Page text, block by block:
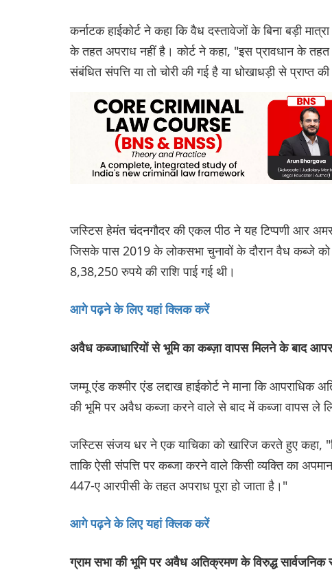
कर्नाटक हाईकोर्ट ने कहा कि वैध दस्तावेजों के बिना बड़ी
के तहत अपराध नहीं है। कोर्ट ने कहा, "इस प्रावधान के तहत
संबंधित संपत्ति या तो चोरी की गई है या धोखाधड़ी से प्राप्त
जस्टिस हेमंत चंदनगौदर की एकल पीठ ने यह टिप्पणी आर
जिसके पास 2019 के लोकसभा चुनावों के दौरान वैध कब्जे
8,38,250 रुपये की राशि पाई गई थी।
आगे पढ़ने के लिए यहां क्लिक करें
अवैध कब्जाधारियों से भूमि का कब्ज़ा वापस मिलने के बाद
जम्मू एंड कश्मीर एंड लद्दाख हाईकोर्ट ने माना कि आपराधिक
की भूमि पर अवैध कब्जा करने वाले से बाद में कब्जा वापस ले
जस्टिस संजय धर ने एक याचिका को खारिज करते हुए कहा,
ताकि ऐसी संपत्ति पर कब्जा करने वाले किसी व्यक्ति का
447-ए आरपीसी के तहत अपराध पूरा हो जाता है।"
आगे पढ़ने के लिए यहां क्लिक करें
ग्राम सभा की भूमि पर अवैध अतिक्रमण के विरुद्ध सार्वजनिक